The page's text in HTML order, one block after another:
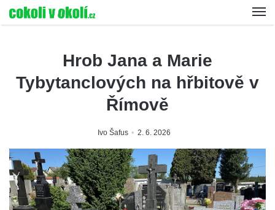
Hrob Jana a Marie
Tybytanclových na hřbitově v
Římově
Ivo Šafus 2. 6. 2026